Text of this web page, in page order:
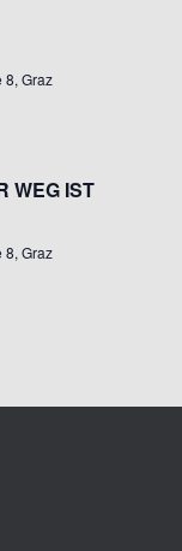
8, Graz
WEG IST
8, Graz